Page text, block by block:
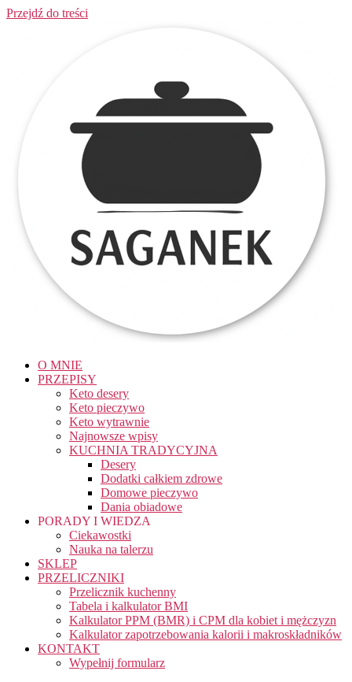
Przejdź do treści
O MNIE
PRZEPISY
Keto desery
Keto pieczywo
Keto wytrawnie
Najnowsze wpisy
KUCHNIA TRADYCYJNA
Desery
Dodatki całkiem zdrowe
Domowe pieczywo
Dania obiadowe
PORADY I WIEDZA
Ciekawostki
Nauka na talerzu
SKLEP
PRZELICZNIKI
Przelicznik kuchenny
Tabela i kalkulator BMI
Kalkulator PPM (BMR) i CPM dla kobiet i mężczyzn
Kalkulator zapotrzebowania kalorii i makroskładników
KONTAKT
Wypełnij formularz